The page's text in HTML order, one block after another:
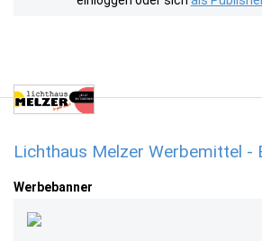
Lichthaus Melzer Werbemittel -
Werbebanner